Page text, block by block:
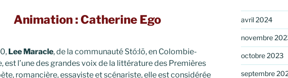
Animation : Catherine Ego
Lee Maracle, de la communauté Stó:lō, en Colombie-
est l’une des grandes voix de la littérature des Premières
romancière, essayiste et scénariste, elle est considérée
avril 2024
novembre
octobre 2023
septembre